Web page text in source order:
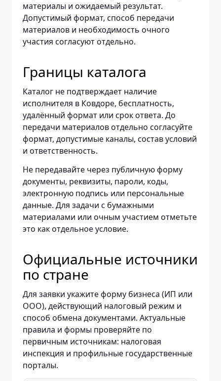
материалы и ожидаемый результат.
Допустимый формат, способ передачи
материалов и необходимость очного
участия согласуют отдельно.
Границы каталога
Каталог не подтверждает наличие
исполнителя в Ковдоре, бесплатность,
удалённый формат или срок ответа. До
передачи материалов отдельно согласуйте
формат, допустимые каналы, состав условий
и ответственность.
Не передавайте через публичную форму
документы, реквизиты, пароли, коды,
электронную подпись или персональные
данные. Для задачи с бумажными
материалами или очным участием отметьте
это как отдельное условие.
Официальные источники
по стране
Для заявки укажите форму бизнеса (ИП или
ООО), действующий налоговый режим и
способ обмена документами. Актуальные
правила и формы проверяйте по
первичным источникам: налоговая
инспекция и профильные государственные
порталы.